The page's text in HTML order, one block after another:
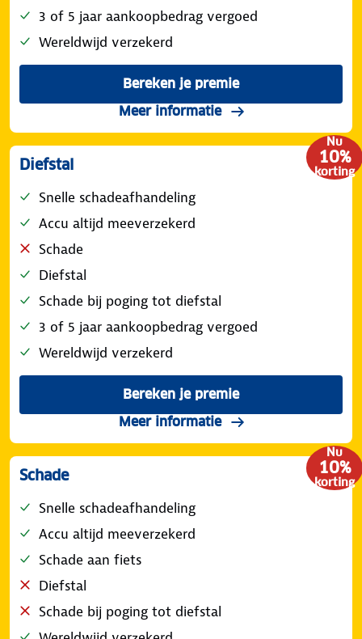
3 of 5 jaar aankoopbedrag vergoed
Wereldwijd verzekerd
Bereken je premie
voor de ANWB
Meer informatieover de dekking
Nu
10%
korting
Diefstal
Snelle schadeafhandeling
Accu altijd meeverzekerd
Schade
Diefstal
Schade bij poging tot diefstal
3 of 5 jaar aankoopbedrag vergoed
Wereldwijd verzekerd
Bereken je premie
voor de ANWB
Meer informatieover de dekking
Nu
10%
korting
Schade
Snelle schadeafhandeling
Accu altijd meeverzekerd
Schade aan fiets
Diefstal
Schade bij poging tot diefstal